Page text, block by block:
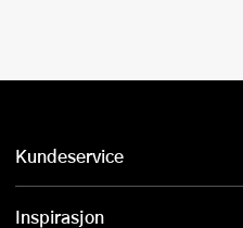
Kundeservice
Inspirasjon